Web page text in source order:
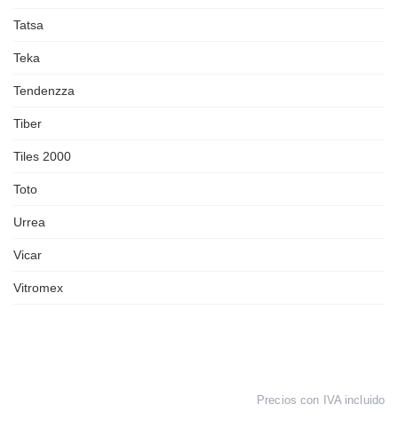
Tatsa
Teka
Tendenzza
Tiber
Tiles 2000
Toto
Urrea
Vicar
Vitromex
Precios con IVA incluido